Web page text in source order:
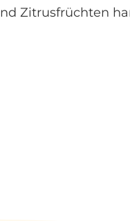
Zitrusfrüchten